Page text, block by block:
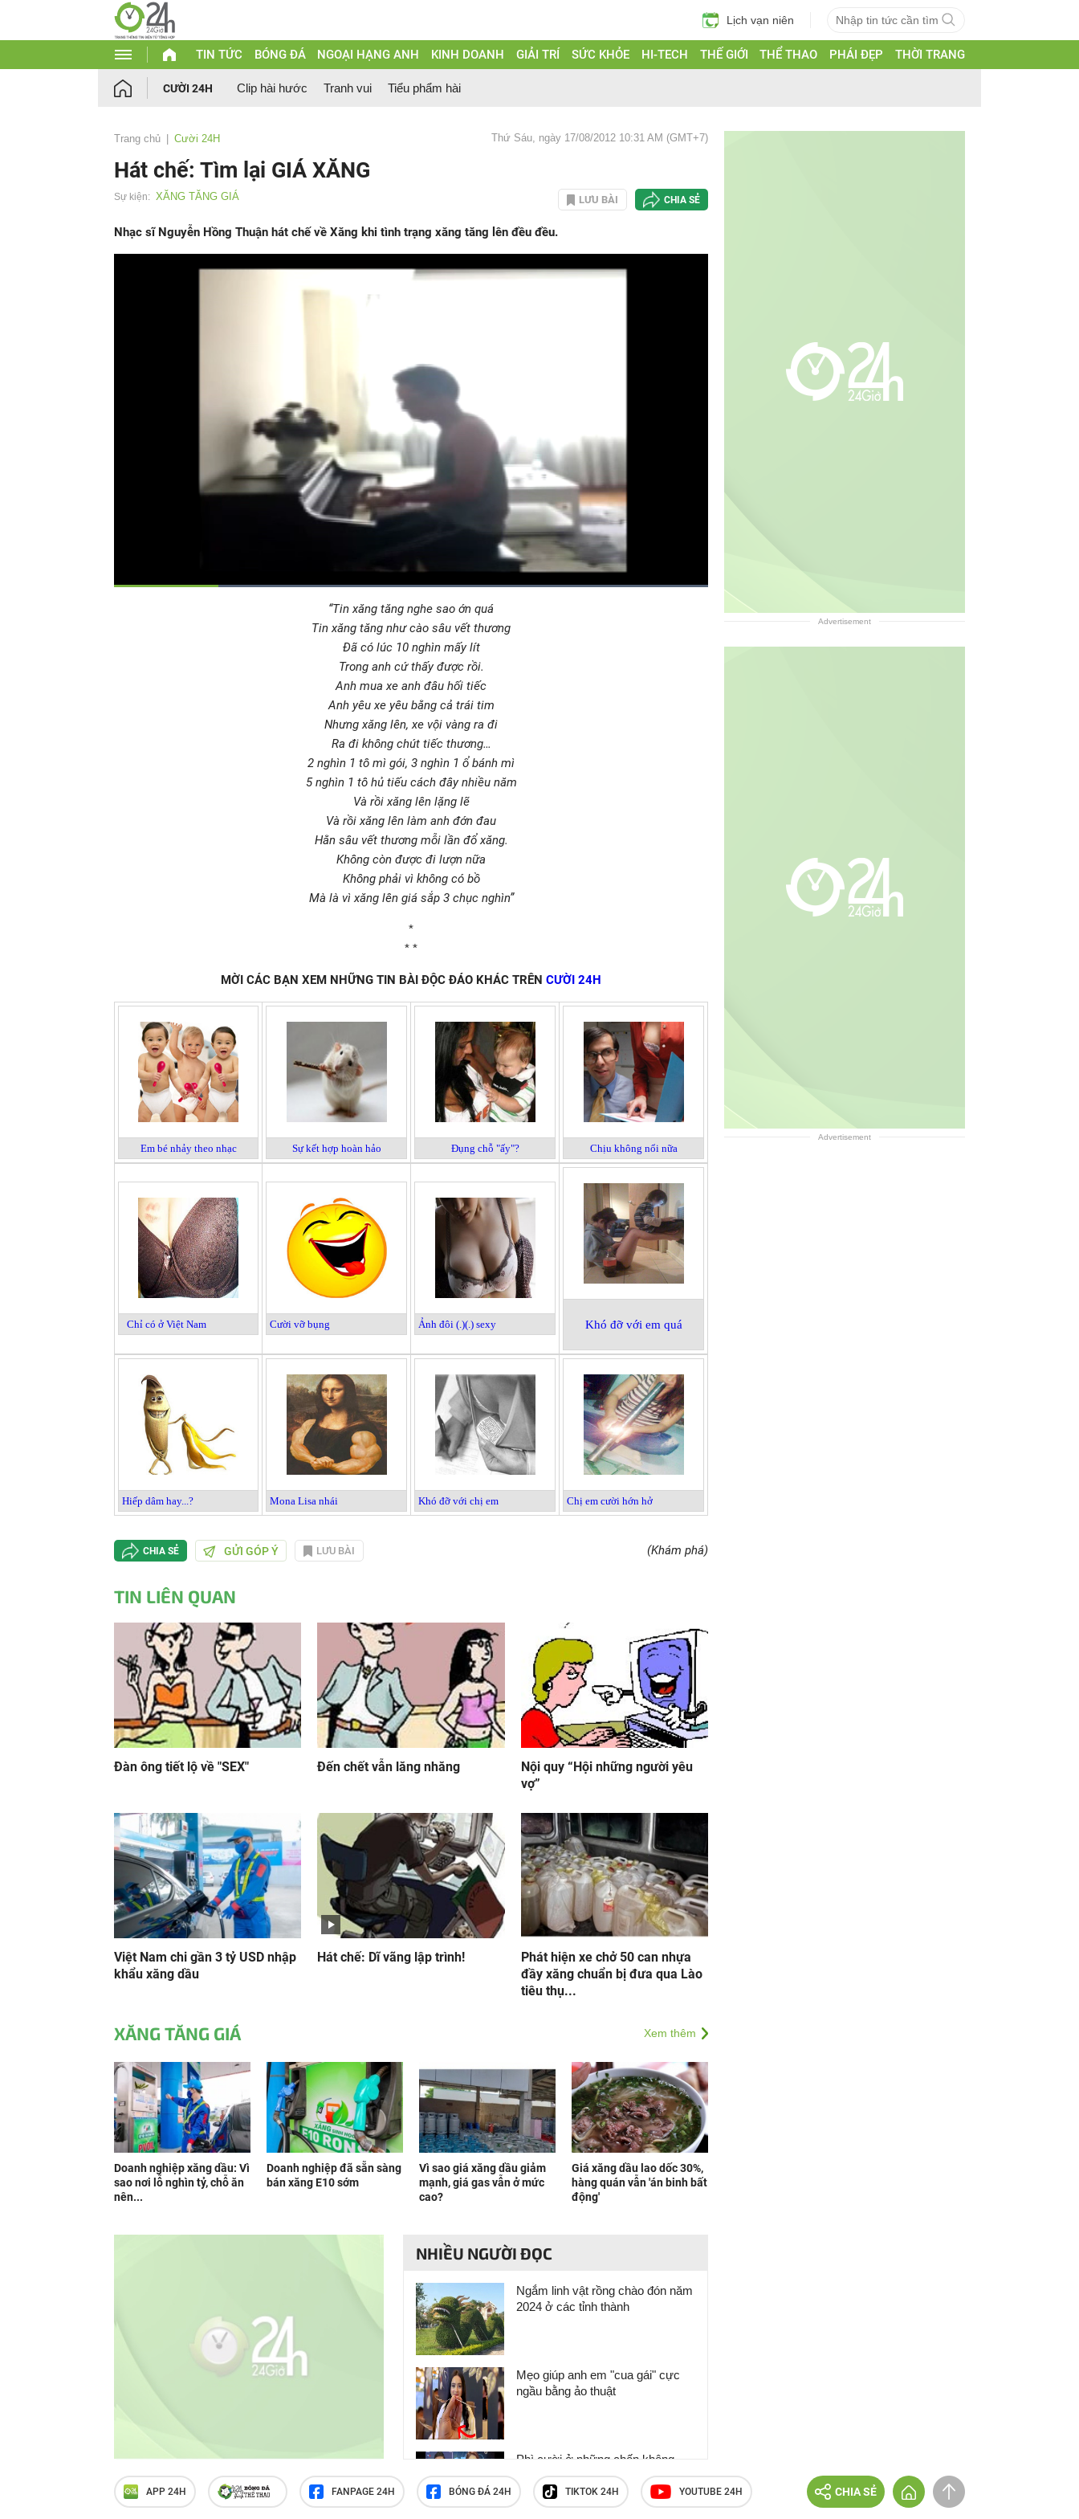
Lịch vạn niên
TIN TỨC BÓNG ĐÁ NGOẠI HẠNG ANH KINH DOANH GIẢI TRÍ SỨC KHỎE HI-TECH THẾ GIỚI THỂ THAO PHÁI ĐẸP THỜI TRANG
CƯỜI 24H Clip hài hước Tranh vui Tiểu phẩm hài
Trang chủ Cười 24H Thứ Sáu, ngày 17/08/2012 10:31 AM (GMT+7)
Hát chế: Tìm lại GIÁ XĂNG
Sự kiện: XĂNG TĂNG GIÁ LƯU BÀI CHIA SẺ
Nhạc sĩ Nguyễn Hồng Thuận hát chế về Xăng khi tình trạng xăng tăng lên đều đều.
Duration
1:37
Đã
tải
100.00%
“Tin xăng tăng nghe sao ớn quá
Tin xăng tăng như cào sâu vết thương
Đã có lúc 10 nghìn mấy lít
Trong anh cứ thấy được rồi.
Anh mua xe anh đâu hối tiếc
Anh yêu xe yêu bằng cả trái tim
Nhưng xăng lên, xe vội vàng ra đi
Ra đi không chút tiếc thương…
2 nghìn 1 tô mì gói, 3 nghìn 1 ổ bánh mì
5 nghìn 1 tô hủ tiếu cách đây nhiều năm
Và rồi xăng lên lặng lẽ
Và rồi xăng lên làm anh đớn đau
Hằn sâu vết thương mỗi lần đổ xăng.
Không còn được đi lượn nữa
Không phải vì không có bồ
Mà là vì xăng lên giá sắp 3 chục nghìn”
*
* *
MỜI CÁC BẠN XEM NHỮNG TIN BÀI ĐỘC ĐÁO KHÁC TRÊN CƯỜI 24H
Em bé nhảy theo nhạc Sự kết hợp hoàn hảo Đụng chỗ "ấy"? Chịu không nổi nữa
Chỉ có ở Việt Nam Cười vỡ bụng Ảnh đôi (.)(.) sexy Khó đỡ với em quá
Hiếp dâm hay...? Mona Lisa nhái Khó đỡ với chị em Chị em cười hớn hở
CHIA SẺ GỬI GÓP Ý LƯU BÀI (Khám phá)
TIN LIÊN QUAN
Đàn ông tiết lộ về "SEX" Đến chết vẫn lăng nhăng
Nội quy “Hội những người yêu
vợ”
Việt Nam chi gần 3 tỷ USD nhập
khẩu xăng dầu
Hát chế: Dĩ vãng lập trình!
Phát hiện xe chở 50 can nhựa
đầy xăng chuẩn bị đưa qua Lào
tiêu thụ...
XĂNG TĂNG GIÁ Xem thêm
Doanh nghiệp xăng dầu: Vì
sao nơi lỗ nghìn tỷ, chỗ ăn
nên...
Doanh nghiệp đã sẵn sàng
bán xăng E10 sớm
Vì sao giá xăng dầu giảm
mạnh, giá gas vẫn ở mức
cao?
Giá xăng dầu lao dốc 30%,
hàng quán vẫn 'án binh bất
động'
NHIỀU NGƯỜI ĐỌC
Ngắm linh vật rồng chào đón năm
2024 ở các tỉnh thành
Mẹo giúp anh em "cua gái" cực
ngầu bằng ảo thuật
Phì cười ở những chốn không
nên cười
Advertisement
Advertisement
APP 24H FANPAGE 24H BÓNG ĐÁ 24H TIKTOK 24H YOUTUBE 24H CHIA SẺ